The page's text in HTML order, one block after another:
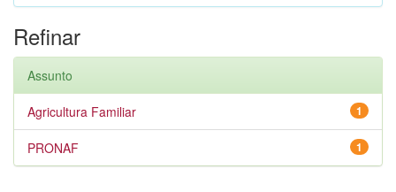
Refinar
Assunto
1
Agricultura Familiar
1
PRONAF